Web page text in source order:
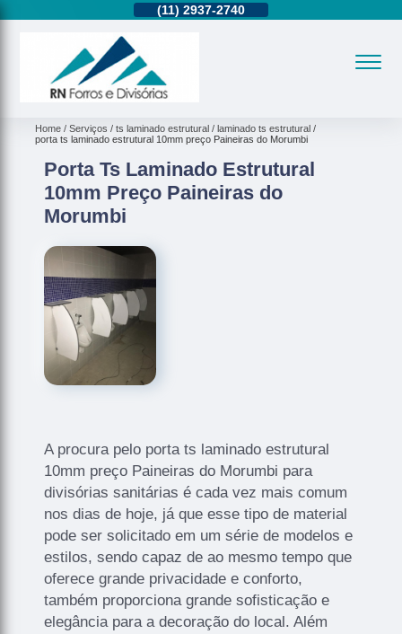
(11)2937-2740
Home Serviços ts laminado estrutural
laminado ts estrutural
porta ts laminado estrutural 10mm preço Paineiras do Morumbi
Porta Ts Laminado Estrutural
10mm Preço Paineiras do
Morumbi
A procura pelo porta ts laminado estrutural
10mm preço Paineiras do Morumbi para
divisórias sanitárias é cada vez mais comum
nos dias de hoje, já que esse tipo de material
pode ser solicitado em um série de modelos e
estilos, sendo capaz de ao mesmo tempo que
oferece grande privacidade e conforto,
também proporciona grande sofisticação e
elegância para a decoração do local. Além